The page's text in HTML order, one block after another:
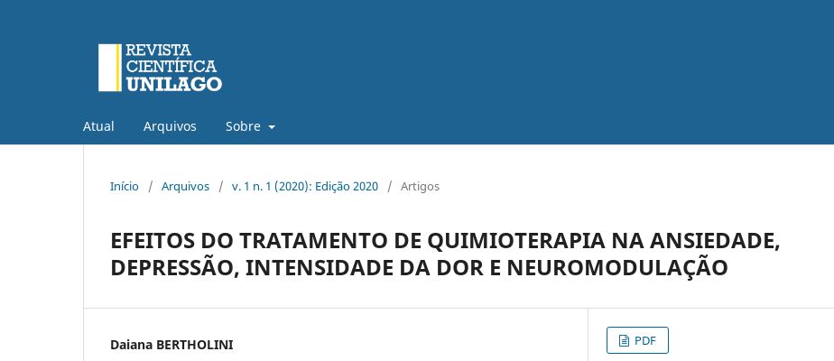
Atual Arquivos Sobre
Início / Arquivos / v. 1 n. 1 (2020): Edição 2020 / Artigos
EFEITOS DO TRATAMENTO DE QUIMIOTERAPIA NA ANSIEDADE,
DEPRESSÃO, INTENSIDADE DA DOR E NEUROMODULAÇÃO
Daiana BERTHOLINI
PDF